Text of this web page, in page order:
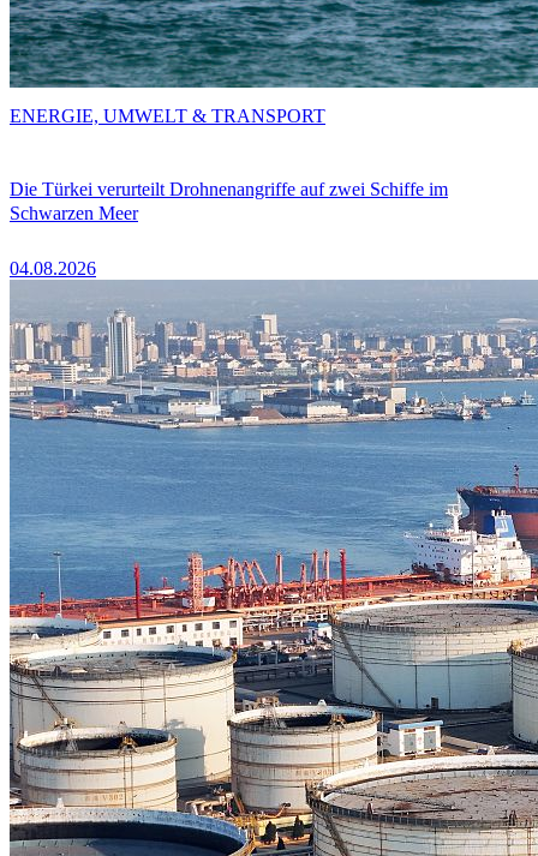
Die Türkei verurteilt Drohnenangriffe auf zwei Schiffe im
Schwarzen Meer
04.08.2026
ENERGIE, UMWELT & TRANSPORT